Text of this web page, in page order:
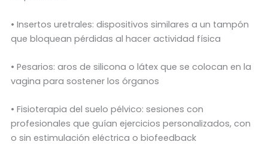
• Insertos uretrales: dispositivos similares a un tampón
que bloquean pérdidas al hacer actividad física
• Pesarios: aros de silicona o látex que se colocan en la
vagina para sostener los órganos
• Fisioterapia del suelo pélvico: sesiones con
profesionales que guían ejercicios personalizados, con
o sin estimulación eléctrica o biofeedback